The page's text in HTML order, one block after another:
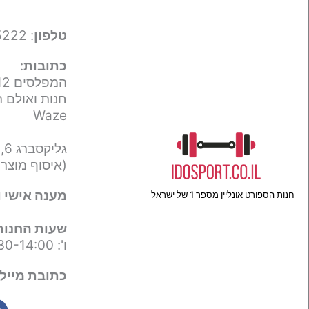
חנות הספורט אונליין מספר 1 של ישראל
טלפון: 050-9695222
כתובות:
המפלסים 12,
חנות
Waze
גליקסברג 6,
(איסוף
מענה אישי
שעות
ו': 09:30-14:00
כתובת